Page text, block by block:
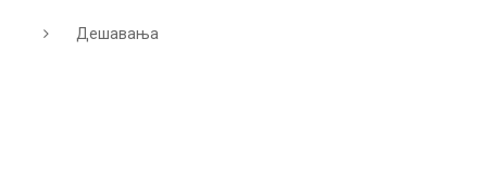
Дешавања